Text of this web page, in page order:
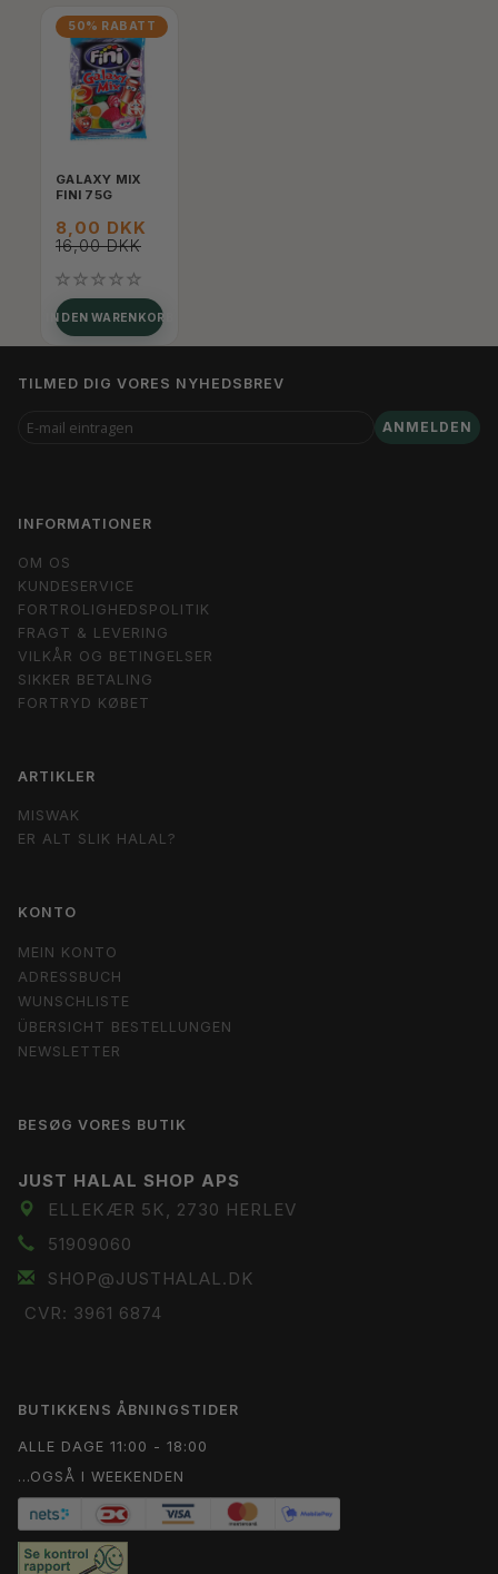
50% RABATT
GALAXY MIX
FINI 75G
8,00 DKK
16,00 DKK
IN DEN WARENKORB
TILMED DIG VORES NYHEDSBREV
E-
MAIL
ANMELDEN
INFORMATIONER
OM OS
KUNDESERVICE
FORTROLIGHEDSPOLITIK
FRAGT & LEVERING
VILKÅR OG BETINGELSER
SIKKER BETALING
FORTRYD KØBET
ARTIKLER
MISWAK
ER ALT SLIK HALAL?
KONTO
MEIN KONTO
ADRESSBUCH
WUNSCHLISTE
ÜBERSICHT BESTELLUNGEN
NEWSLETTER
BESØG VORES BUTIK
JUST HALAL SHOP APS
ELLEKÆR 5K, 2730 HERLEV
51909060
SHOP@JUSTHALAL.DK
CVR: 3961 6874
BUTIKKENS ÅBNINGSTIDER
ALLE DAGE 11:00 - 18:00
...OGSÅ I WEEKENDEN